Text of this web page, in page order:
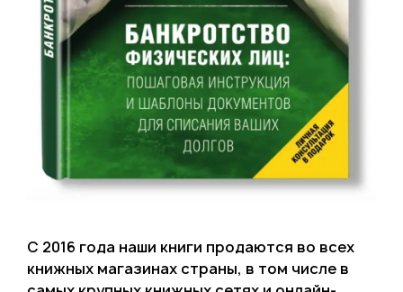
С 2016 года наши книги продаются во всех
книжных магазинах страны, в том числе в